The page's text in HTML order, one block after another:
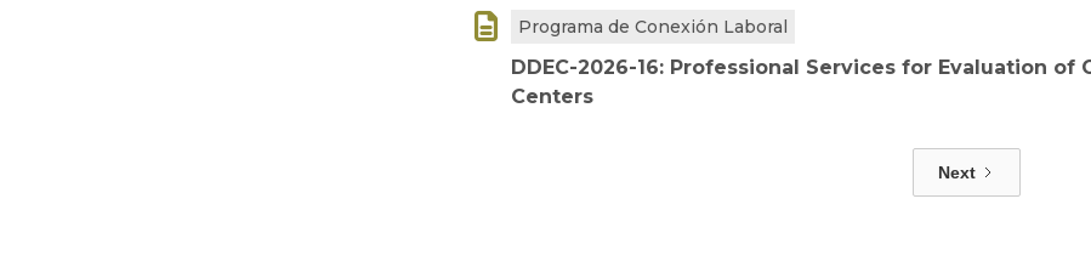
 Programa de Conexión Laboral
DDEC-2026-16: Professional Services for Evaluation of
Centers
Next